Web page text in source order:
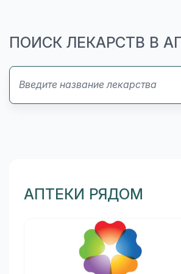
ПОИСК ЛЕКАРСТВ В
АПТЕКИ РЯДОМ